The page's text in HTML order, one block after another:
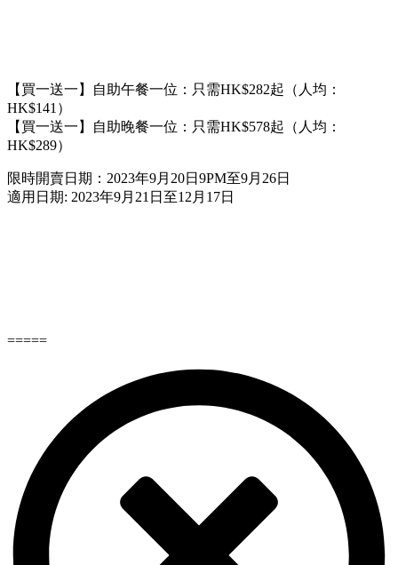
【買一送一】自助午餐一位：只需HK$282起（人均：
HK$141）
【買一送一】自助晚餐一位：只需HK$578起（人均：
HK$289）
限時開賣日期：2023年9月20日9PM至9月26日
適用日期: 2023年9月21日至12月17日
=====